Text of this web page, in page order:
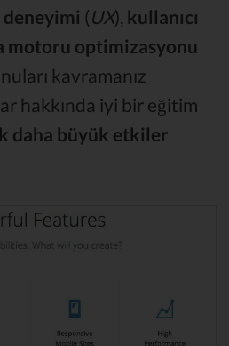
deneyimi (UX), kullanıcı
motoru optimizasyonu
kavramanız
hakkında iyi bir eğitim
daha büyük etkiler